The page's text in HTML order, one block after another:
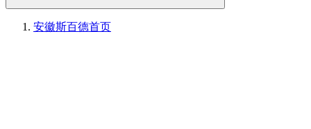
安徽斯百德首页